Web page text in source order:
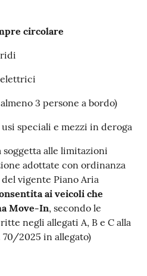
circolare
3 persone a bordo)
speciali e mezzi in deroga
soggetta alle limitazioni
adottate con ordinanza
vigente Piano Aria
ai veicoli che
Move-In, secondo le
negli allegati A, B e C alla
70/2025 in allegato)